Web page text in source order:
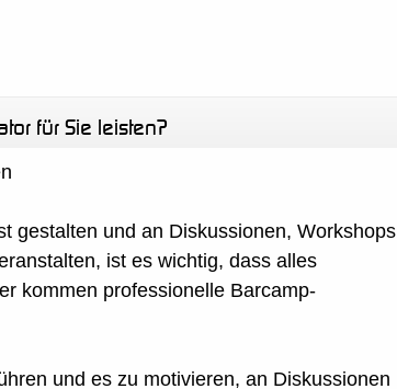
für Sie leisten?
gestalten und an Diskussionen, Workshops
ist es wichtig, dass alles
kommen professionelle Barcamp-
und es zu motivieren, an Diskussionen